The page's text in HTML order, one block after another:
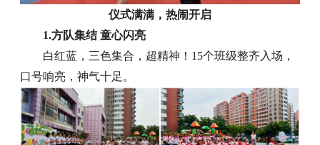
仪式满满，热闹开启
1.方队集结 童心闪亮
白红蓝，三色集合，超精神！15个班级整齐入场，
口号响亮，神气十足。